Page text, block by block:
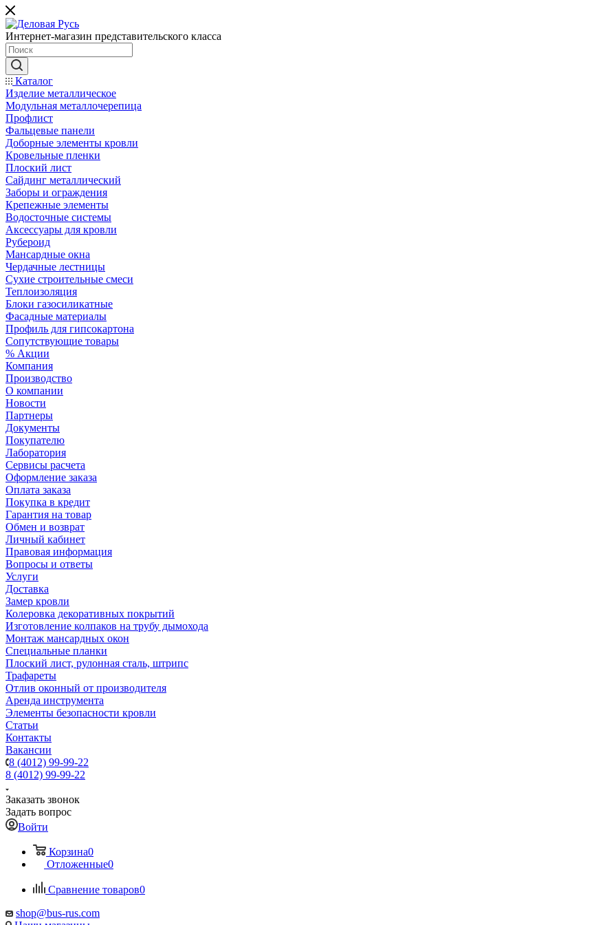
Интернет-магазин представительского класса
Каталог
Изделие металлическое
Модульная металлочерепица
Профлист
Фальцевые панели
Доборные элементы кровли
Кровельные пленки
Плоский лист
Сайдинг металлический
Заборы и ограждения
Крепежные элементы
Водосточные системы
Аксессуары для кровли
Рубероид
Мансардные окна
Чердачные лестницы
Сухие строительные смеси
Теплоизоляция
Блоки газосиликатные
Фасадные материалы
Профиль для гипсокартона
Сопутствующие товары
% Акции
Компания
Производство
О компании
Новости
Партнеры
Документы
Покупателю
Лаборатория
Сервисы расчета
Оформление заказа
Оплата заказа
Покупка в кредит
Гарантия на товар
Обмен и возврат
Личный кабинет
Правовая информация
Вопросы и ответы
Услуги
Доставка
Замер кровли
Колеровка декоративных покрытий
Изготовление колпаков на трубу дымохода
Монтаж мансардных окон
Специальные планки
Плоский лист, рулонная сталь, штрипс
Трафареты
Отлив оконный от производителя
Аренда инструмента
Элементы безопасности кровли
Статьи
Контакты
Вакансии
8 (4012) 99-99-22
8 (4012) 99-99-22
Заказать звонок
Задать вопрос
Войти
Корзина0
Отложенные0
Сравнение товаров0
shop@bus-rus.com